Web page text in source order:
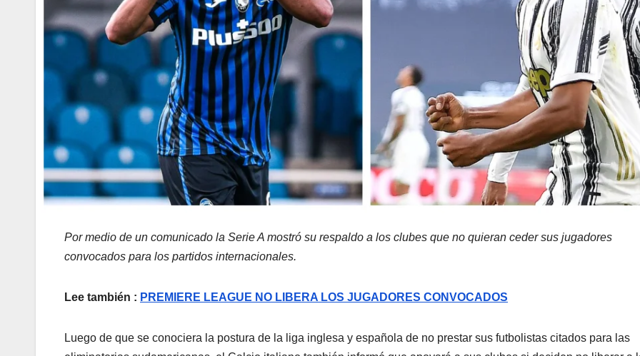
Por medio de un comunicado la Serie A mostró su respaldo a los clubes que no quieran ceder sus jugadores
convocados para los partidos internacionales.
Lee también : PREMIERE LEAGUE NO LIBERA LOS JUGADORES CONVOCADOS
Luego de que se conociera la postura de la liga inglesa y española de no prestar sus futbolistas citados para las